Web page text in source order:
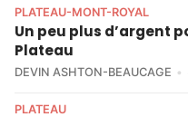
PLATEAU-MONT-ROYAL
Un peu plus d’argent
Plateau
DEVIN ASHTON-BEAUCAGE
PLATEAU